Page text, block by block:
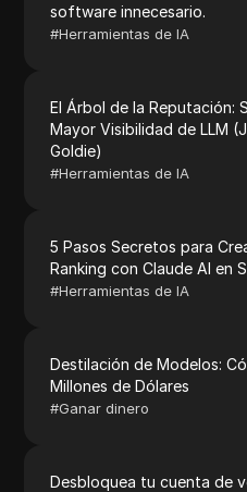
software innecesario.
#Herramientas de IA
El Árbol de la Reputación:
Mayor Visibilidad de LLM
Goldie)
#Herramientas de IA
5 Pasos Secretos para
Ranking con Claude AI en
#Herramientas de IA
Destilación de Modelos:
Millones de Dólares
#Ganar dinero
Desbloquea tu cuenta de